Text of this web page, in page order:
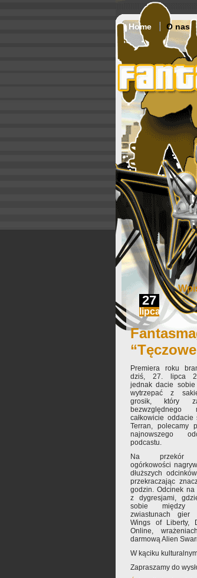
Home O nas
27
lipca
Premiera roku
dziś, 27. lipca
jednak dacie sobie
wytrzepać z
grosik, który
całkowicie
Terran, polecamy
najnowszego
podcastu.
Na przekór
ogórkowości
dłuższych
przekraczając
godzin. Odcinek
z dygresjami,
sobie między
zwiastunach gier
Wings of Liberty,
Online,
darmową Alien
W kąciku
Zapraszamy do